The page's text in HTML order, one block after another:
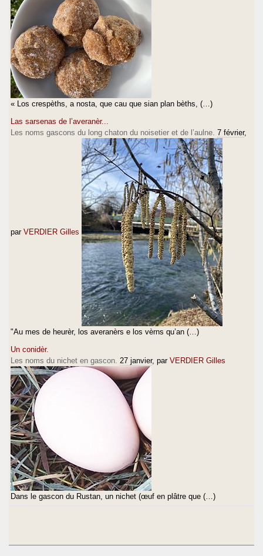
« Los crespèths, a nosta, que cau que sian plan bèths, (…)
Las sarsenas de l’averanèr...
Les noms gascons du long chaton du noisetier et de l’aulne. 7 février,
par VERDIER Gilles
"Au mes de heurèr, los averanèrs e los vèrns qu’an (…)
Un conidèr.
Les noms du nichet en gascon. 27 janvier, par VERDIER Gilles
Dans le gascon du Rustan, un nichet (œuf en plâtre que (…)